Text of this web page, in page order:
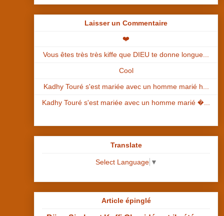
Laisser un Commentaire
❤️
Vous êtes très très kiffe que DIEU te donne longue...
Cool
Kadhy Touré s'est mariée avec un homme marié h...
Kadhy Touré s'est mariée avec un homme marié �...
Translate
Select Language ▼
Article épinglé